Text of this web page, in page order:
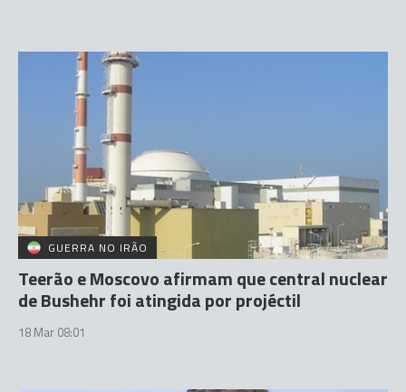
GUERRA NO IRÃO
Teerão e Moscovo afirmam que central nuclear
de Bushehr foi atingida por projéctil
18 Mar 08:01